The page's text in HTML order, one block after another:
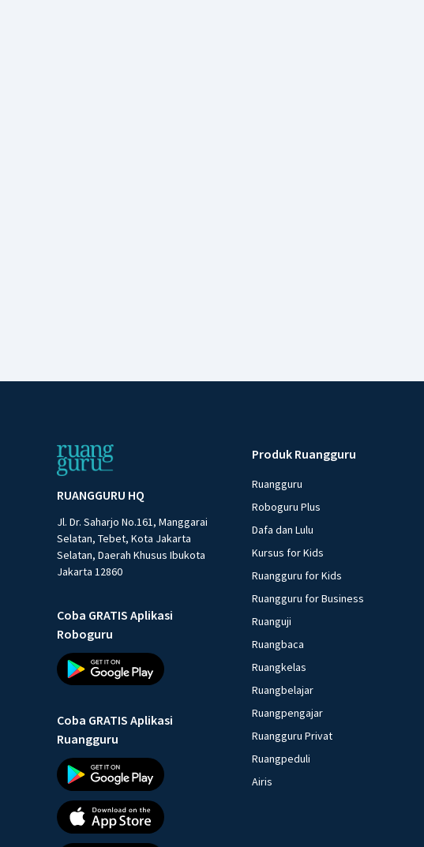
RUANGGURU HQ
Jl. Dr. Saharjo No.161, Manggarai
Selatan, Tebet, Kota Jakarta
Selatan, Daerah Khusus Ibukota
Jakarta 12860
Coba GRATIS Aplikasi
Roboguru
Coba GRATIS Aplikasi
Ruangguru
Produk Ruangguru
Ruangguru
Roboguru Plus
Dafa dan Lulu
Kursus for Kids
Ruangguru for Kids
Ruangguru for Business
Ruanguji
Ruangbaca
Ruangkelas
Ruangbelajar
Ruangpengajar
Ruangguru Privat
Ruangpeduli
Airis